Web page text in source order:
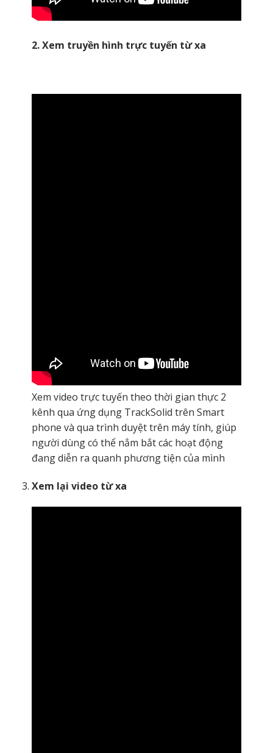
2. Xem truyền hình trực tuyến từ xa
Xem video trực tuyến theo thời gian thực 2
kênh qua ứng dụng TrackSolid trên Smart
phone và qua trình duyệt trên máy tính, giúp
người dùng có thể nắm bắt các hoạt động
đang diễn ra quanh phương tiện của mình
Xem lại video từ xa